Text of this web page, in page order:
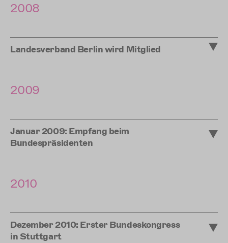
2008
Landesverband Berlin wird Mitglied
2009
Januar 2009: Empfang beim
Bundespräsidenten
2010
Dezember 2010: Erster Bundeskongress
in Stuttgart